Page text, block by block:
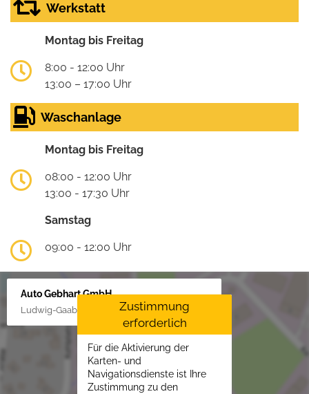
Werkstatt
Montag bis Freitag
8:00 - 12:00 Uhr
13:00 – 17:00 Uhr
Waschanlage
Montag bis Freitag
08:00 - 12:00 Uhr
13:00 - 17:30 Uhr
Samstag
09:00 - 12:00 Uhr
Auto Gebhart GmbH
Ludwig-Gaab-Str. 4, 88427 Bad Schussenried
Zustimmung
erforderlich
Für die Aktivierung der
Karten- und
Navigationsdienste ist Ihre
Zustimmung zu den